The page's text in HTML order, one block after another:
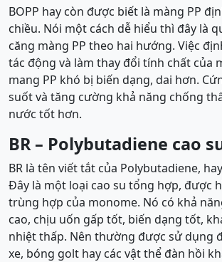
BOPP hay còn được biết là màng PP
chiều. Nói một cách dễ hiểu thì đây là
căng màng PP theo hai hướng. Việc
tác động và làm thay đổi tính chất của
mang PP khó bị biến dạng, dai hơn.
suốt và tăng cường khả năng chống
nước tốt hơn.
BR – Polybutadiene cao
BR là tên viết tắt của Polybutadiene,
Đây là một loại cao su tổng hợp, được
trùng hợp của monome. Nó có khả
cao, chịu uốn gấp tốt, biến dạng tốt,
nhiệt thấp. Nên thường được sử dụng
xe, bóng golt hay các vật thể đàn hồi